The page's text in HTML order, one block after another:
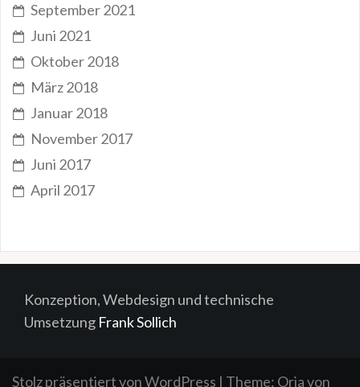
September 2021
Juni 2021
Oktober 2018
März 2018
Januar 2018
November 2017
Juni 2017
April 2017
Konzeption, Webdesign und technische
Umsetzung Frank Sollich
Stolz präsentiert von WordPress | Theme: Oriavon